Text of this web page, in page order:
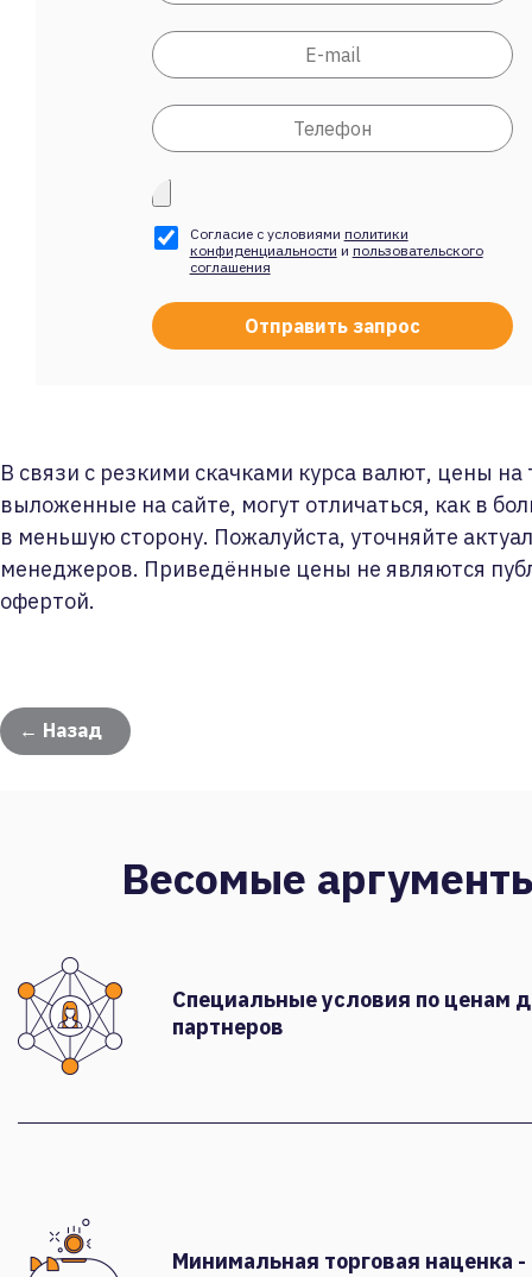
Согласие с условиями политики
конфиденциальности и пользовательского
соглашения
В связи с резкими скачками курса валют, цены на
выложенные на сайте, могут отличаться, как в
в меньшую сторону. Пожалуйста, уточняйте
менеджеров. Приведённые цены не являются
офертой.
← Назад
Весомые
Специальные условия по ценам
партнеров
Минимальная торговая наценка